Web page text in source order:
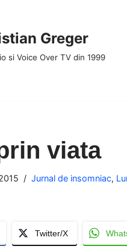
Greger
si Voice Over TV din 1999
viata
Jurnal de insomniac,
Twitter/X